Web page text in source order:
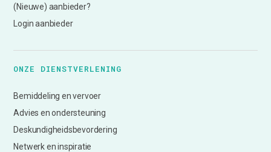
(Nieuwe) aanbieder?
Login aanbieder
ONZE DIENSTVERLENING
Bemiddeling en vervoer
Advies en ondersteuning
Deskundigheidsbevordering
Netwerk en inspiratie